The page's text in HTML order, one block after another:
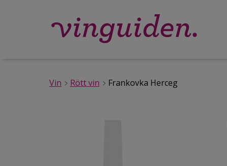
Vin Rött vin Frankovka Herceg